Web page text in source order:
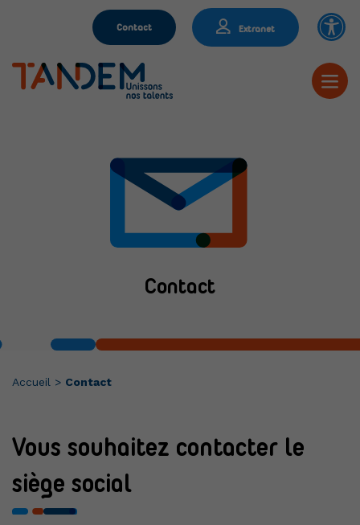
Contact Extranet
Contact
Accueil > Contact
Vous souhaitez contacter le
siège social